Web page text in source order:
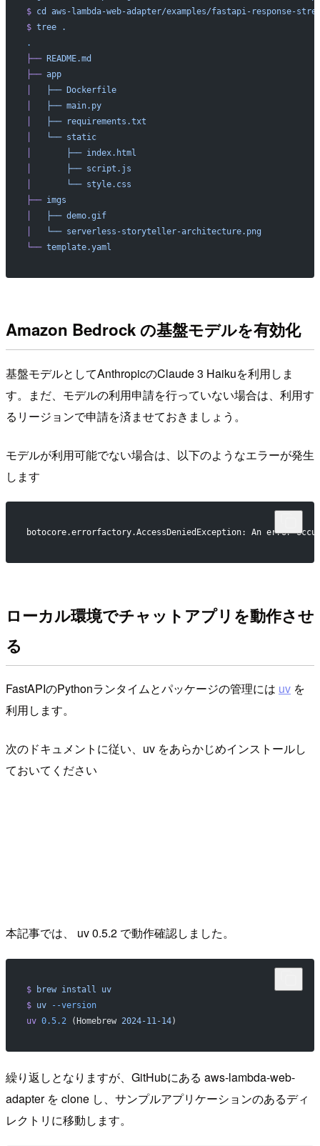
$ cd
aws-lambda-web-adapter/examples/fastapi-response-
$ tree .
.
├── README.md
├── app
├── Dockerfile
├── main.py
├── requirements.txt
└── static
     ├──
index.html
     ├──
script.js
     └──
style.css
├── imgs
├── demo.gif
└── serverless-storyteller-architecture.png
└── template.yaml
Amazon Bedrock の基盤モデルを有効化
基盤モデルとしてAnthropicのClaude 3 Haikuを利用しま
す。まだ、モデルの利用申請を行っていない場合は、利用す
るリージョンで申請を済ませておきましょう。
モデルが利用可能でない場合は、以下のようなエラーが発生
します
botocore.errorfactory.AccessDeniedException: An error
ローカル環境でチャットアプリを動作させ
る
FastAPIのPythonランタイムとパッケージの管理には uv を
利用します。
次のドキュメントに従い、uv をあらかじめインストールし
ておいてください
本記事では、 uv 0.5.2 で動作確認しました。
$ brew install uv
$ uv --version
uv 0.5.2 (Homebrew 2024-11-14)
繰り返しとなりますが、GitHubにある aws-lambda-web-
adapter を clone し、サンプルアプリケーションのあるディ
レクトリに移動します。